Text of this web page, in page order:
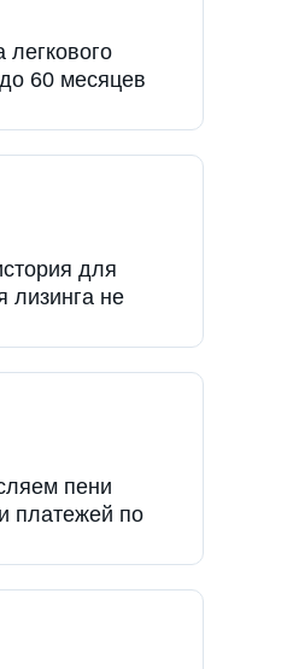
легкового
60 месяцев
для
лизинга не
пени
платежей по